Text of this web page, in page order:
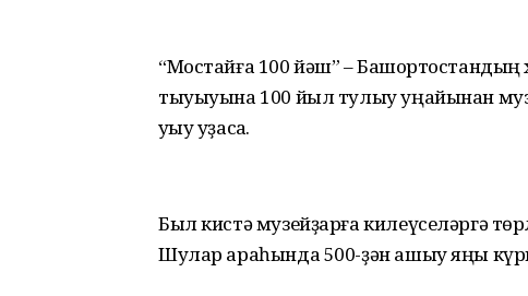
“Мостайға 100 йәш” –
тыуыуына 100 йыл тулыу уңайынан
уҡыу уҙасаҡ.
Был кистә музейҙарға килеүселәргә
Шулар араһында 500-ҙән ашыу яңы